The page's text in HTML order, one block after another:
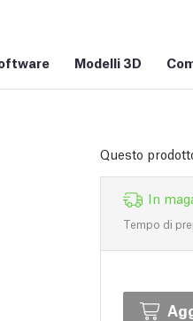
Modelli 3D
Questo
In
Tempo di